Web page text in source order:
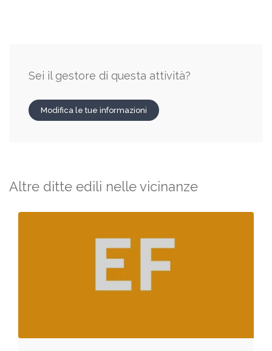
Sei il gestore di questa attività?
Modifica le tue informazioni
Altre ditte edili nelle vicinanze